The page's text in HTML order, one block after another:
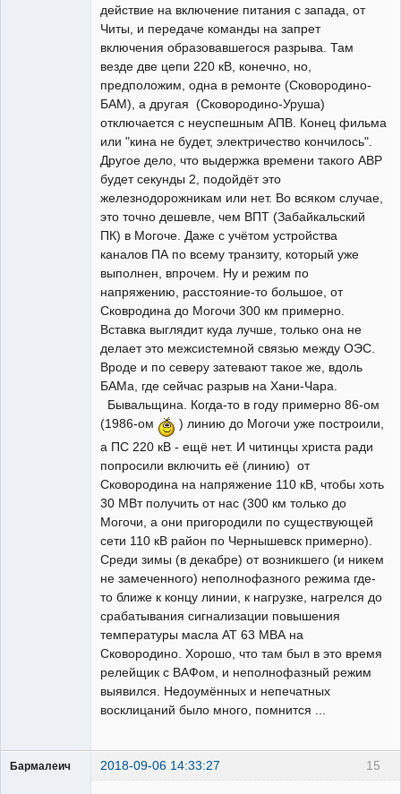
действие на включение питания с запада, от
Читы, и передаче команды на запрет
включения образовавшегося разрыва. Там
везде две цепи 220 кВ, конечно, но,
предположим, одна в ремонте (Сковородино-
БАМ), а другая (Сковородино-Уруша)
отключается с неуспешным АПВ. Конец фильма
или "кина не будет, электричество кончилось".
Другое дело, что выдержка времени такого АВР
будет секунды 2, подойдёт это
железнодорожникам или нет. Во всяком случае,
это точно дешевле, чем ВПТ (Забайкальский
ПК) в Могоче. Даже с учётом устройства
каналов ПА по всему транзиту, который уже
выполнен, впрочем. Ну и режим по
напряжению, расстояние-то большое, от
Сковродина до Могочи 300 км примерно.
Вставка выглядит куда лучше, только она не
делает это межсистемной связью между ОЭС.
Вроде и по северу затевают такое же, вдоль
БАМа, где сейчас разрыв на Хани-Чара.
Бывальщина. Когда-то в году примерно 86-ом
(1986-ом
) линию до Могочи уже построили,
а ПС 220 кВ - ещё нет. И читинцы христа ради
попросили включить её (линию) от
Сковородина на напряжение 110 кВ, чтобы хоть
30 МВт получить от нас (300 км только до
Могочи, а они пригородили по существующей
сети 110 кВ район по Чернышевск примерно).
Среди зимы (в декабре) от возникшего (и никем
не замеченного) неполнофазного режима где-
то ближе к концу линии, к нагрузке, нагрелся до
срабатывания сигнализации повышения
температуры масла АТ 63 МВА на
Сковородино. Хорошо, что там был в это время
релейщик с ВАФом, и неполнофазный режим
выявился. Недоумённых и непечатных
восклицаний было много, помнится ...
15
Бармалеич 2018-09-06 14:33:27